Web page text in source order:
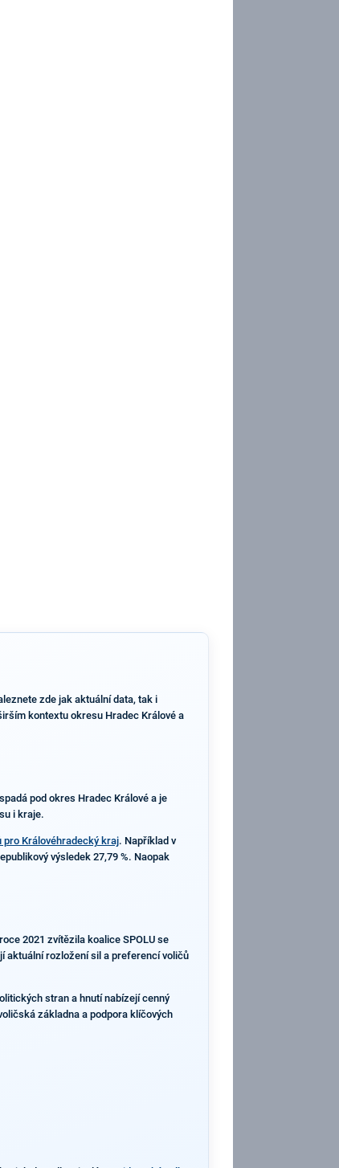
zde jak aktuální data, tak i
kontextu okresu Hradec Králové a
pod okres Hradec Králové a je
i kraje.
pro Královéhradecký kraj. Například v
výsledek 27,79 %. Naopak
2021 zvítězila koalice SPOLU se
aktuální rozložení sil a preferencí voličů
stran a hnutí nabízejí cenný
základna a podpora klíčových